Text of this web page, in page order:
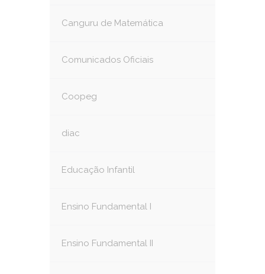
Canguru de Matemática
Comunicados Oficiais
Coopeg
diac
Educação Infantil
Ensino Fundamental I
Ensino Fundamental II